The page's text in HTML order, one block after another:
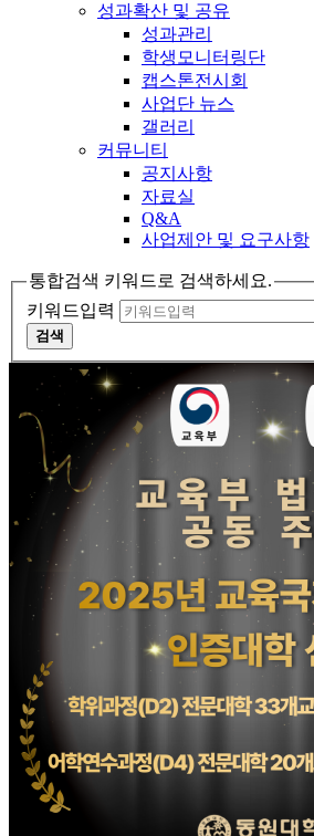
성과확산 및 공유
성과관리
학생모니터링단
캡스톤전시회
사업단 뉴스
갤러리
커뮤니티
공지사항
자료실
Q&A
사업제안 및 요구사항
통합검색 키워드로 검색하세요.
키워드입력
검색